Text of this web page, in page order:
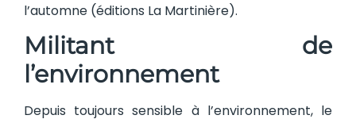
l’automne (éditions La Martinière).
Militant de
l’environnement
Depuis toujours sensible à l’environnement, le